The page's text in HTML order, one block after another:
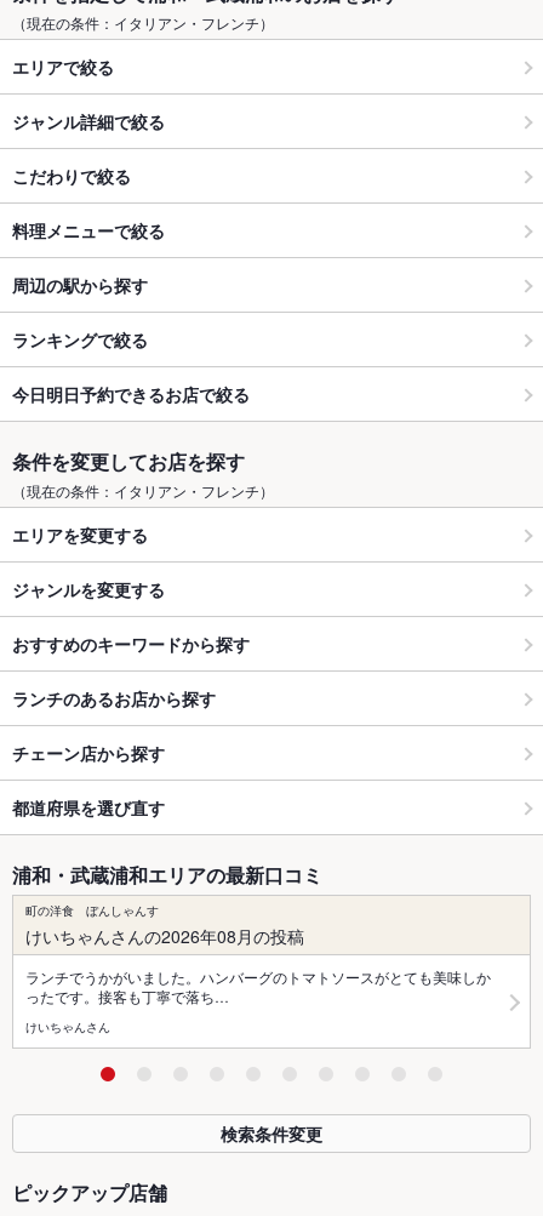
（現在の条件：イタリアン・フレンチ）
エリアで絞る
ジャンル詳細で絞る
こだわりで絞る
料理メニューで絞る
周辺の駅から探す
ランキングで絞る
今日明日予約できるお店で絞る
条件を変更してお店を探す
（現在の条件：イタリアン・フレンチ）
エリアを変更する
ジャンルを変更する
おすすめのキーワードから探す
ランチのあるお店から探す
チェーン店から探す
都道府県を選び直す
浦和・武蔵浦和エリアの最新口コミ
町の洋食 ぼんしゃんす
けいちゃんさんの2026年08月の投稿
ランチでうかがいました。ハンバーグのトマトソースがとても美味しか
ったです。接客も丁寧で落ち…
けいちゃんさん
検索条件変更
ピックアップ店舗